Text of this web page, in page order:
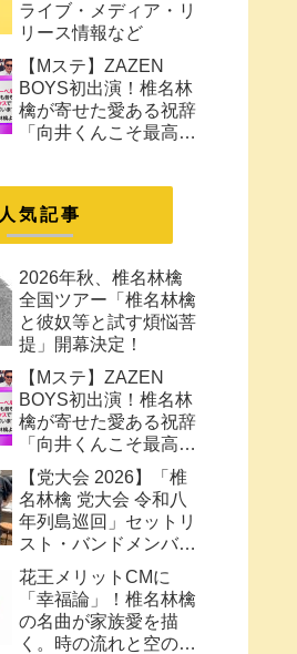
ライブ・メディア・リ
リース情報など
【Mステ】ZAZEN
BOYS初出演！椎名林
檎が寄せた愛ある祝辞
「向井くんこそ最高に
人気記事
2026年秋、椎名林檎
全国ツアー「椎名林檎
と彼奴等と試す煩悩菩
提」開幕決定！
【Mステ】ZAZEN
BOYS初出演！椎名林
檎が寄せた愛ある祝辞
「向井くんこそ最高に
トッポく洒落たパンク
ス」と密接なコラボ史
まとめ
【党大会 2026】「椎
名林檎 党大会 令和八
年列島巡回」セットリ
スト・バンドメンバー
など【ネタバレ注意】
花王メリットCMに
「幸福論」！椎名林檎
の名曲が家族愛を描
く。時の流れと空の色